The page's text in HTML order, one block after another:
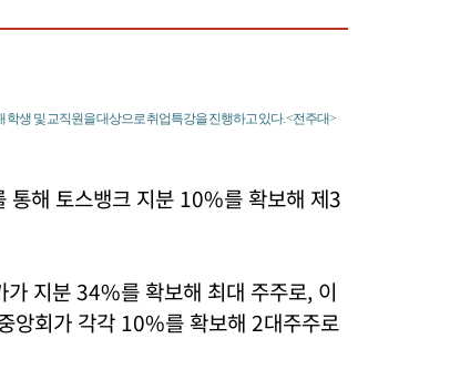
생 및 교직원을 대상으로 취업특강을 진행하고 있다. <전주대>
해 토스뱅크 지분 10%를 확보해 제3
지분 34%를 확보해 최대 주주로, 이
앙회가 각각 10%를 확보해 2대주주로